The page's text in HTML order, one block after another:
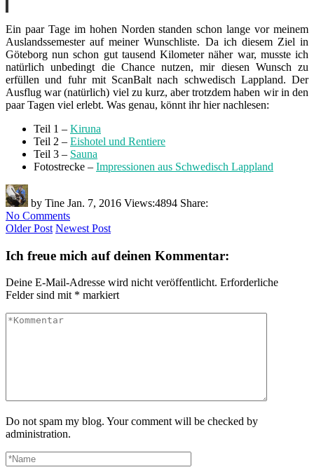
Ein paar Tage im hohen Norden standen schon lange vor meinem
Auslandssemester auf meiner Wunschliste. Da ich diesem Ziel in
Göteborg nun schon gut tausend Kilometer näher war, musste ich
natürlich unbedingt die Chance nutzen, mir diesen Wunsch zu
erfüllen und fuhr mit ScanBalt nach schwedisch Lappland. Der
Ausflug war (natürlich) viel zu kurz, aber trotzdem haben wir in den
paar Tagen viel erlebt. Was genau, könnt ihr hier nachlesen:
Teil 1 – Kiruna
Teil 2 – Eishotel und Rentiere
Teil 3 – Sauna
Fotostrecke – Impressionen aus Schwedisch Lappland
by Tine Jan. 7, 2016 Views:4894 Share:
No Comments
Older Post Newest Post
Ich freue mich auf deinen Kommentar:
Deine E-Mail-Adresse wird nicht veröffentlicht. Erforderliche
Felder sind mit * markiert
Do not spam my blog. Your comment will be checked by
administration.